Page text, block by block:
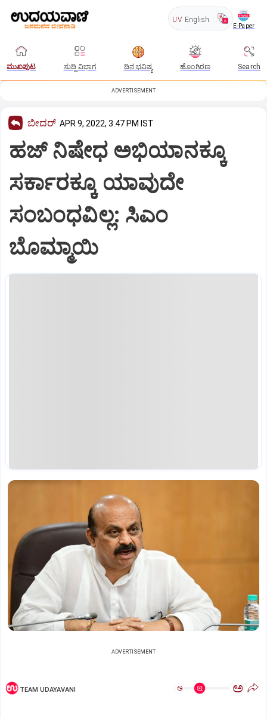
UV English
E-Paper
ಮುಖಪುಟ ಸುದ್ದಿ ವಿಭಾಗ ದಿನ ಭವಿಷ್ಯ ಹೊಂಗಿರಣ Search
ADVERTISEMENT
ಬೀದರ್ APR 9, 2022, 3:47 PM IST
ಹಜ್ ನಿಷೇಧ ಅಭಿಯಾನಕ್ಕೂ
ಸರ್ಕಾರಕ್ಕೂ ಯಾವುದೇ
ಸಂಬಂಧವಿಲ್ಲ: ಸಿಎಂ
ಬೊಮ್ಮಾಯಿ
ADVERTISEMENT
TEAM UDAYAVANI ಅ ಅ